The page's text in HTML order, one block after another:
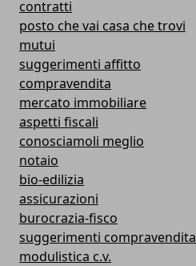
contratti
posto che vai casa che trovi
mutui
suggerimenti affitto
compravendita
mercato immobiliare
aspetti fiscali
conosciamoli meglio
notaio
bio-edilizia
assicurazioni
burocrazia-fisco
suggerimenti compravendita
modulistica c.v.